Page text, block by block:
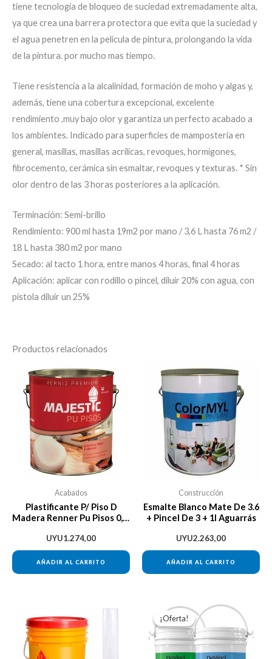
tiene tecnología de bloqueo de suciedad extremadamente alta,
ya que crea una barrera protectora que evita que la suciedad y
el agua penetren en la película de pintura, prolongando la vida
de la pintura. por mucho mas tiempo.
Tiene resistencia a la alcalinidad, formación de moho y algas y,
además, tiene una cobertura excepcional, excelente
rendimiento ,muy bajo olor y garantiza un perfecto acabado a
los ambientes. Indicado para superficies de mampostería en
general, masillas, masillas acrílicas, revoques, hormigones,
fibrocemento, cerámica sin esmaltar, revoques y texturas. * Sin
olor dentro de las 3 horas posteriores a la aplicación.
Terminación: Semi-brillo
Rendimiento: 900 ml hasta 19m2 por mano / 3,6 L hasta 76 m2 /
18 L hasta 380 m2 por mano
Secado: al tacto 1 hora, entre manos 4 horas, final 4 horas
Aplicación: aplicar con rodillo o pincel, diluir 20% con agua, con
pistola diluir un 25%
Productos relacionados
Acabados
Plastificante P/ Piso D
Madera Renner Pu Pisos 0,9l
UYU1.274,00
AÑADIR AL CARRITO
Construcción
Esmalte Blanco Mate De 3.6
+ Pincel De 3 + 1l Aguarrás
UYU2.263,00
AÑADIR AL CARRITO
producto
tiene
múltiples
¡Oferta!
¡Oferta!
precio
original
era:
UYU2.892,00.
es: